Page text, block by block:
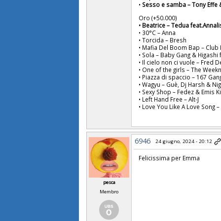
• Sesso e samba – Tony Effe
Oro (+50.000)
• Beatrice – Tedua
• 30°C – Anna
• Torcida – Bresh
• Mafia Del Boom Bap – Club
• Sola – Baby Gang &
• Il cielo non ci vuole – Fred
• One of the girls – The
• Piazza di spaccio – 167
• Wagyu – Guè, Dj Harsh &
• Sexy Shop – Fedez & Emis
• Left Hand Free – Alt-J
• Love You Like A Love Song
pesca
Membro
6946 24 giugno, 2024 - 20:12
Felicissima per Emma